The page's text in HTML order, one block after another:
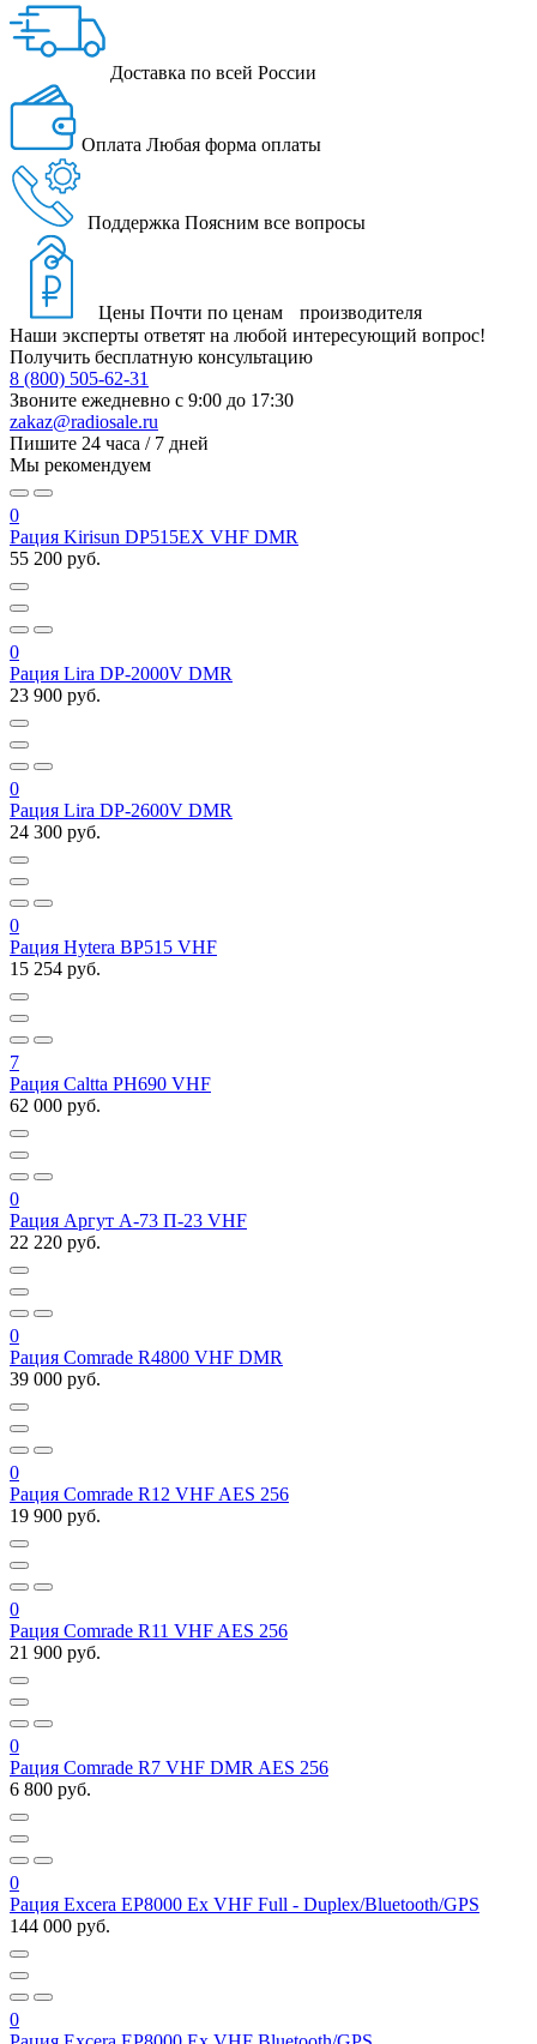
Доставка по всей России
Оплата Любая форма оплаты
Поддержка Поясним все вопросы
Цены Почти по ценам производителя
Наши эксперты ответят на любой интересующий вопрос!
Получить бесплатную консультацию
8 (800) 505-62-31
Звоните ежедневно с 9:00 до 17:30
zakaz@radiosale.ru
Пишите 24 часа / 7 дней
Мы рекомендуем
0
Рация Kirisun DP515EX VHF DMR
55 200 руб.
0
Рация Lira DP-2000V DMR
23 900 руб.
0
Рация Lira DP-2600V DMR
24 300 руб.
0
Рация Hytera BP515 VHF
15 254 руб.
7
Рация Caltta PH690 VHF
62 000 руб.
0
Рация Аргут А-73 П-23 VHF
22 220 руб.
0
Рация Comrade R4800 VHF DMR
39 000 руб.
0
Рация Comrade R12 VHF AES 256
19 900 руб.
0
Рация Comrade R11 VHF AES 256
21 900 руб.
0
Рация Comrade R7 VHF DMR AES 256
6 800 руб.
0
Рация Excera EP8000 Ex VHF Full - Duplex/Bluetooth/GPS
144 000 руб.
0